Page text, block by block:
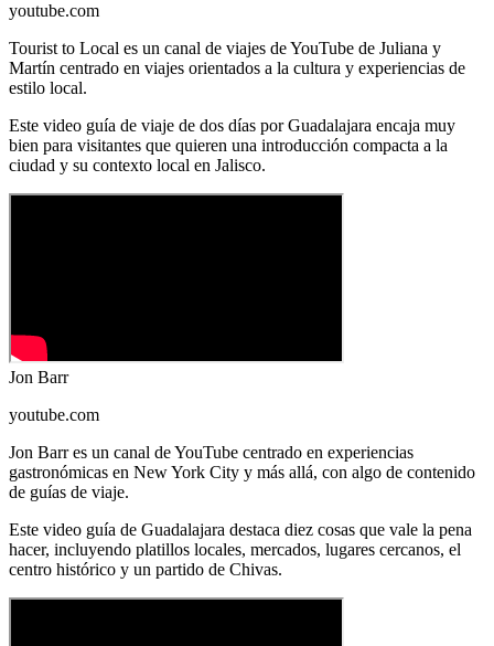
youtube.com
Tourist to Local es un canal de viajes de YouTube de Juliana y
Martín centrado en viajes orientados a la cultura y experiencias de
estilo local.
Este video guía de viaje de dos días por Guadalajara encaja muy
bien para visitantes que quieren una introducción compacta a la
ciudad y su contexto local en Jalisco.
Jon Barr
youtube.com
Jon Barr es un canal de YouTube centrado en experiencias
gastronómicas en New York City y más allá, con algo de contenido
de guías de viaje.
Este video guía de Guadalajara destaca diez cosas que vale la pena
hacer, incluyendo platillos locales, mercados, lugares cercanos, el
centro histórico y un partido de Chivas.